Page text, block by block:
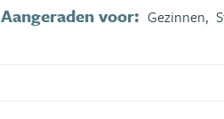
Aangeraden voor: Gezinnen,